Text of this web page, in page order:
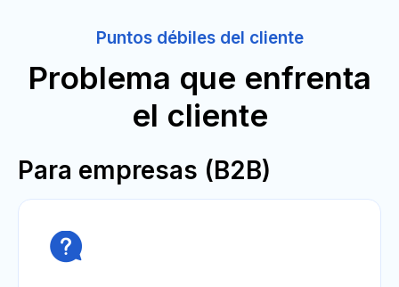
Puntos débiles del cliente
Problema que enfrenta
el cliente
Para empresas (B2B)
